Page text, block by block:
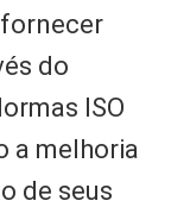
do
ISO
a melhoria
de seus